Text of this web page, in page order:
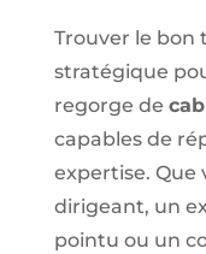
Trouver le bon
stratégique
regorge de
capables de
expertise. Que
dirigeant, un
pointu ou un